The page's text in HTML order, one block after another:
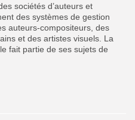
sociétés d’auteurs et
des systèmes de gestion
auteurs-compositeurs, des
et des artistes visuels. La
fait partie de ses sujets de